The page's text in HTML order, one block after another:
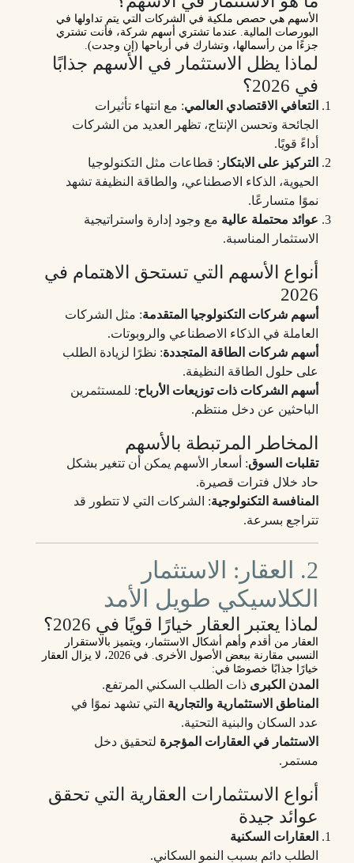
الأسهم هي حصص ملكية في الشركات التي يتم تداولها في
البورصات المالية. عندما تشتري أسهم شركة، فأنت تشتري
جزءًا من رأسمالها، وتشارك في أرباحها (إن وجدت).
لماذا يظل الاستثمار في الأسهم جذابًا
في 2026؟
التعافي الاقتصادي العالمي: مع انتهاء تأثيرات
الجائحة وتحسن الإنتاج، تظهر العديد من الشركات
أداءً قويًا.
التركيز على الابتكار : قطاعات مثل التكنولوجيا
الحيوية، الذكاء الاصطناعي، والطاقة النظيفة تشهد
نموًا متسارعًا.
عوائد محتملة عالية مع وجود إدارة واستراتيجية
الاستثمار المناسبة.
أنواع الأسهم التي تستحق الاهتمام في
2026
أسهم شركات التكنولوجيا المتقدمة: مثل الشركات
العاملة في الذكاء الاصطناعي والروبوتات.
أسهم شركات الطاقة المتجددة: نظرًا لزيادة الطلب
على حلول الطاقة النظيفة.
أسهم الشركات ذات توزيعات الأرباح: للمستثمرين
الباحثين عن دخل منتظم.
المخاطر المرتبطة بالأسهم
تقلبات السوق: أسعار الأسهم يمكن أن تتغير بشكل
حاد خلال فترات قصيرة.
المنافسة التكنولوجية: الشركات التي لا تتطور قد
تتراجع بسرعة.
2. العقار: الاستثمار
الكلاسيكي طويل الأمد
لماذا يعتبر العقار خيارًا قويًا في 2026؟
العقار من أقدم وأهم أشكال الاستثمار، ويتميز بالاستقرار
النسبي مقارنة ببعض الأصول الأخرى. في 2026، لا يزال
العقار
خيارًا جذابًا خصوصًا في:
المدن الكبرى ذات الطلب السكني المرتفع.
المناطق الاستثمارية والتجارية التي تشهد نموًا في
عدد السكان والبنية التحتية.
الاستثمار في العقارات المؤجرة لتحقيق دخل
مستمر.
أنواع الاستثمارات العقارية التي تحقق
عوائد جيدة
العقارات السكنية
الطلب دائم بسبب النمو السكاني.